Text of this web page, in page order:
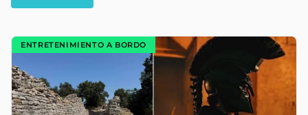
ENTRETENIMIENTO A BORDO